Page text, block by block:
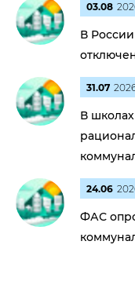
03.08
В
31.07
В школах
24.06
ФАС